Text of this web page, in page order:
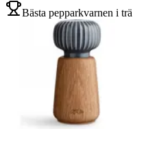
Bästa pepparkvarnen i trä